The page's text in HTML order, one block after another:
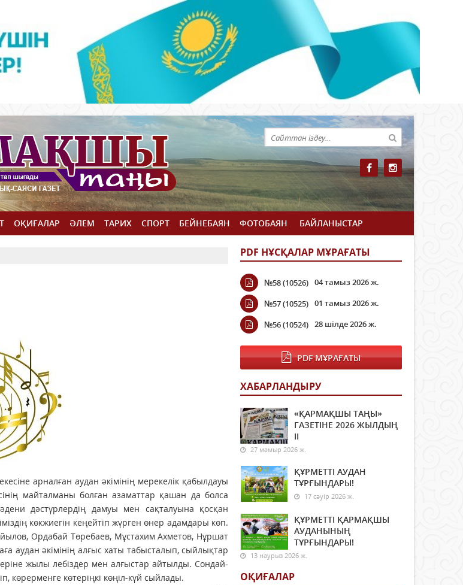
ОҚИҒАЛАР ӘЛЕМ ТАРИХ СПОРТ БЕЙНЕБАЯН ФОТОБАЯН БАЙЛАНЫСТАР
арналған аудан әкімінің мерекелік қабылдауы
майталманы болған азаматтар қашан да болса
дәстүрлердің дамуы мен сақталуына қосқан
көкжиегін кеңейтіп жүрген өнер адамдары көп.
Ордабай Төребаев, Мұстахим Ахметов, Нұршат
аудан әкімінің алғыс хаты табысталып, сыйлықтар
жылы лебіздер мен алғыстар айтылды. Сондай-
көрерменге көтеріңкі көңіл-күй сыйлады.
PDF НҰСҚАЛАР МҰРАҒАТЫ
№58 (10526) 04 тамыз 2026 ж.
№57 (10525) 01 тамыз 2026 ж.
№56 (10524) 28 шілде 2026 ж.
PDF МҰРАҒАТЫ
ХАБАРЛАНДЫРУ
«ҚАРМАҚШЫ ТАҢЫ»
ГАЗЕТІНЕ 2026 ЖЫЛДЫҢ
ІI
27 мамыр 2026 ж.
ҚҰРМЕТТІ АУДАН
ТҰРҒЫНДАРЫ!
17 сәуір 2026 ж.
ҚҰРМЕТТІ ҚАРМАҚШЫ
АУДАНЫНЫҢ
ТҰРҒЫНДАРЫ!
13 наурыз 2026 ж.
ОҚИҒАЛАР